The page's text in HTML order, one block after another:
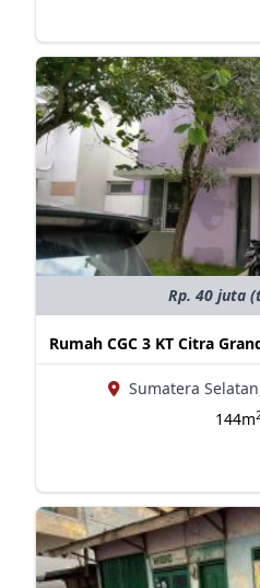
Rp. 40 juta
Rumah CGC 3 KT Citra
Sumatera
144m2